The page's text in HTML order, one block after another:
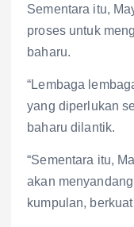
Sementara itu,
proses untuk
baharu.
“Lembaga
yang diperlukan
baharu dilantik.
“Sementara itu,
akan
kumpulan,